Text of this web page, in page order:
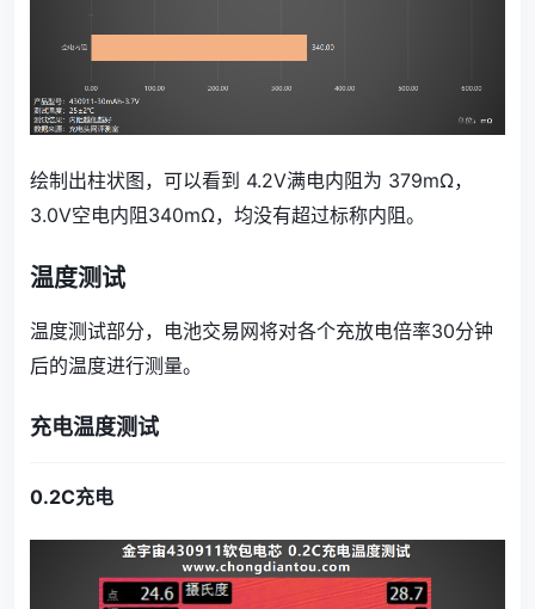
绘制出柱状图，可以看到 4.2V满电内阻为 379mΩ，
3.0V空电内阻340mΩ，均没有超过标称内阻。
温度测试
温度测试部分，电池交易网将对各个充放电倍率30分钟
后的温度进行测量。
充电温度测试
0.2C充电